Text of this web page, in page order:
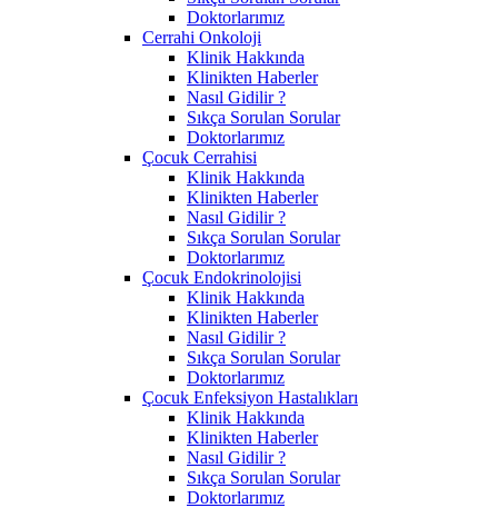
Doktorlarımız
Cerrahi Onkoloji
Klinik Hakkında
Klinikten Haberler
Nasıl Gidilir ?
Sıkça Sorulan Sorular
Doktorlarımız
Çocuk Cerrahisi
Klinik Hakkında
Klinikten Haberler
Nasıl Gidilir ?
Sıkça Sorulan Sorular
Doktorlarımız
Çocuk Endokrinolojisi
Klinik Hakkında
Klinikten Haberler
Nasıl Gidilir ?
Sıkça Sorulan Sorular
Doktorlarımız
Çocuk Enfeksiyon Hastalıkları
Klinik Hakkında
Klinikten Haberler
Nasıl Gidilir ?
Sıkça Sorulan Sorular
Doktorlarımız